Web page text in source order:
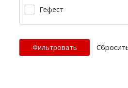
Гефест